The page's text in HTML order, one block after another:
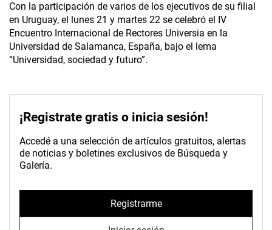
Con la participación de varios de los ejecutivos de su filial
en Uruguay, el lunes 21 y martes 22 se celebró el IV
Encuentro Internacional de Rectores Universia en la
Universidad de Salamanca, España, bajo el lema
“Universidad, sociedad y futuro”.
¡Registrate gratis o inicia sesión!
Accedé a una selección de artículos gratuitos, alertas
de noticias y boletines exclusivos de Búsqueda y
Galería.
Registrarme